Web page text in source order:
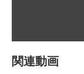
関連動画